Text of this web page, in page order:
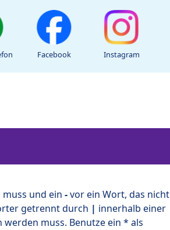
Facebook Instagram
und ein -vor ein Wort, das nicht
getrennt durch | innerhalb einer
muss. Benutze ein * als